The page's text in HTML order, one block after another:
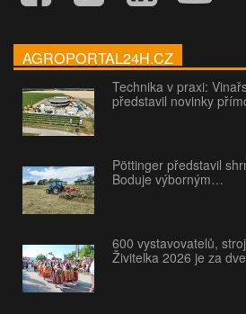
AGROPORTAL24H.CZ
Technika v praxi:
představil novinky
Pöttinger představil
Boduje výborným…
600 vystavovatelů,
Živitelka 2026 je za